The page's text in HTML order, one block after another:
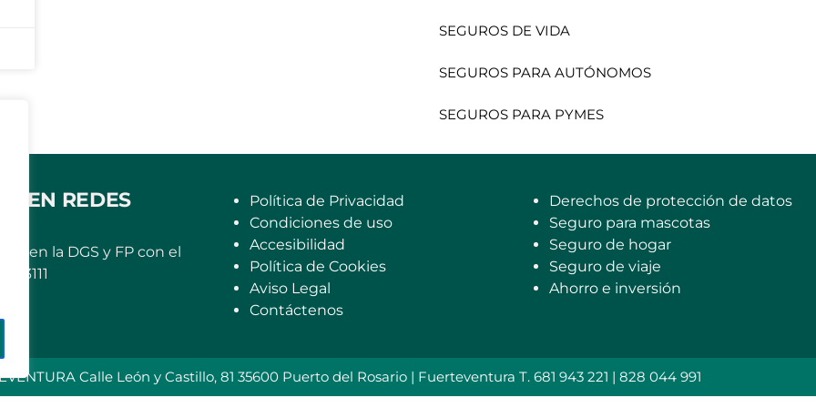
SEGUROS DE VIDA
SEGUROS PARA AUTÓNOMOS
SEGUROS PARA PYMES
EN REDES
en la DGS y FP con el
Política de Privacidad
Condiciones de uso
Accesibilidad
Política de Cookies
Aviso Legal
Contáctenos
Derechos de protección de datos
Seguro para mascotas
Seguro de hogar
Seguro de viaje
Ahorro e inversión
Calle León y Castillo, 81 35600 Puerto del Rosario | Fuerteventura T. 681 943 221 | 828 044 991